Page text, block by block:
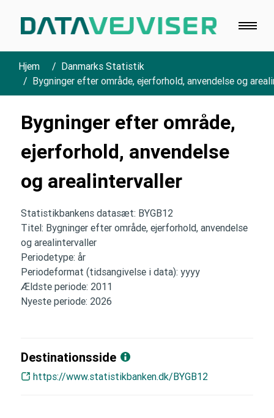
Hjem
Danmarks Statistik
Bygninger efter område, ejerforhold, anvendelse og
Bygninger efter område,
ejerforhold, anvendelse
og arealintervaller
Statistikbankens datasæt: BYGB12
Titel: Bygninger efter område, ejerforhold, anvendelse
og arealintervaller
Periodetype: år
Periodeformat (tidsangivelse i data): yyyy
Ældste periode: 2011
Nyeste periode: 2026
Destinationsside
https://www.statistikbanken.dk/BYGB12